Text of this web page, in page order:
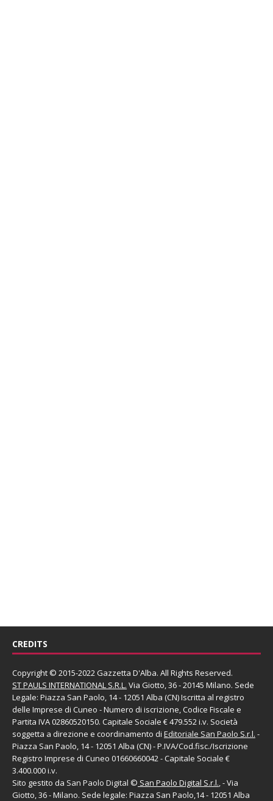
CREDITS
Copyright © 2015-2022 Gazzetta D'Alba. All Rights Reserved.
ST PAULS INTERNATIONAL S.R.L. Via Giotto, 36 - 20145 Milano. Sede
Legale: Piazza San Paolo, 14 - 12051 Alba (CN) Iscritta al registro
delle Imprese di Cuneo - Numero di iscrizione, Codice Fiscale e
Partita IVA 02860520150. Capitale Sociale € 479.552 i.v. Società
soggetta a direzione e coordinamento di Editoriale San Paolo S.r.l. -
Piazza San Paolo, 14 - 12051 Alba (CN) - P.IVA/Cod.fisc./Iscrizione
Registro Imprese di Cuneo 01660660042 - Capitale Sociale €
3.400.000 i.v.
Sito gestito da San Paolo Digital © San Paolo Digital S.r.l., - Via
Giotto, 36 - Milano. Sede legale: Piazza San Paolo,14 - 12051 Alba